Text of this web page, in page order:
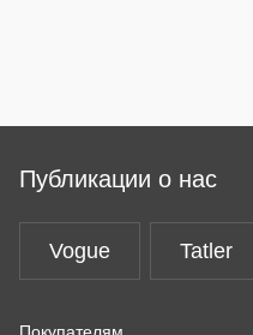
Публикации о нас
Vogue Tatler